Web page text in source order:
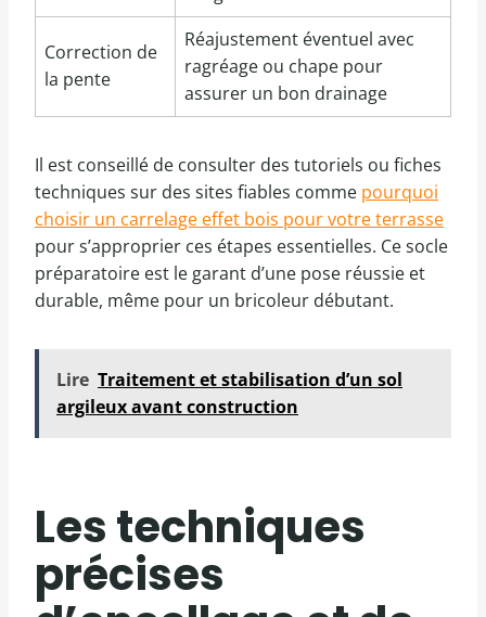
Correction de
la pente
Réajustement éventuel avec
ragréage ou chape pour
assurer un bon drainage
Il est conseillé de consulter des tutoriels ou fiches
techniques sur des sites fiables comme pourquoi
choisir un carrelage effet bois pour votre terrasse
pour s’approprier ces étapes essentielles. Ce socle
préparatoire est le garant d’une pose réussie et
durable, même pour un bricoleur débutant.
Lire Traitement et stabilisation d’un sol
argileux avant construction
Les techniques
précises